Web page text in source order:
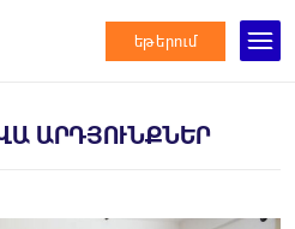
եթերում
ԱՐԴՅՈՒՆՔՆԵՐ